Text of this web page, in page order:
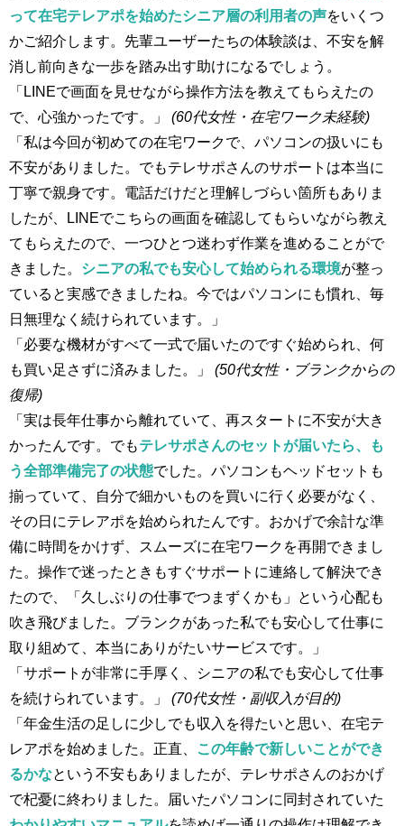
って在宅テレアポを始めたシニア層の利用者の声をいくつ
かご紹介します。先輩ユーザーたちの体験談は、不安を解
消し前向きな一歩を踏み出す助けになるでしょう。
「LINEで画面を見せながら操作方法を教えてもらえたの
で、心強かったです。」 (60代女性・在宅ワーク未経験)
「私は今回が初めての在宅ワークで、パソコンの扱いにも
不安がありました。でもテレサポさんのサポートは本当に
丁寧で親身です。電話だけだと理解しづらい箇所もありま
したが、LINEでこちらの画面を確認してもらいながら教え
てもらえたので、一つひとつ迷わず作業を進めることがで
きました。 シニアの私でも安心して始められる環境が整っ
ていると実感できましたね。今ではパソコンにも慣れ、毎
日無理なく続けられています。」
「必要な機材がすべて一式で届いたのですぐ始められ、何
も買い足さずに済みました。」 (50代女性・ブランクからの
復帰)
「実は長年仕事から離れていて、再スタートに不安が大き
かったんです。でもテレサポさんのセットが届いたら、も
う全部準備完了の状態でした。パソコンもヘッドセットも
揃っていて、自分で細かいものを買いに行く必要がなく、
その日にテレアポを始められたんです。おかげで余計な準
備に時間をかけず、スムーズに在宅ワークを再開できまし
た。操作で迷ったときもすぐサポートに連絡して解決でき
たので、「久しぶりの仕事でつまずくかも」という心配も
吹き飛びました。ブランクがあった私でも安心して仕事に
取り組めて、本当にありがたいサービスです。」
「サポートが非常に手厚く、シニアの私でも安心して仕事
を続けられています。」 (70代女性・副収入が目的)
「年金生活の足しに少しでも収入を得たいと思い、在宅テ
レアポを始めました。正直、
この年齢で新しいことができ
るかなという不安もありましたが、テレサポさんのおかげ
で杞憂に終わりました。届いたパソコンに同封されていた